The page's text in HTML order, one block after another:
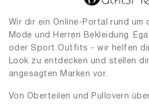
Wir dir ein Online-Portal rund um
Mode und Herren Bekleidung.
oder Sport Outfits - wir helfen
Look zu entdecken und stellen
angesagten Marken vor.
Von Oberteilen und Pullovern